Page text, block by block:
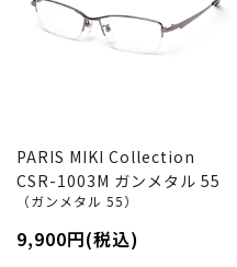
PARIS MIKI Collection
CSR-1003M ガンメタル 55
（ガンメタル 55）
9,900円(税込)